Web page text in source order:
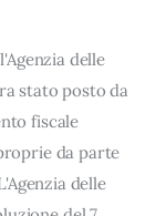
delle
stato posto da
fiscale
da parte
delle